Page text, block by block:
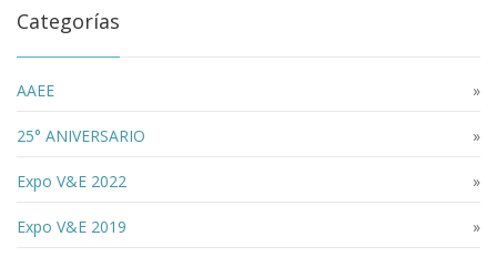
Categorías
»
AAEE
»
25° ANIVERSARIO
»
Expo V&E 2022
»
Expo V&E 2019